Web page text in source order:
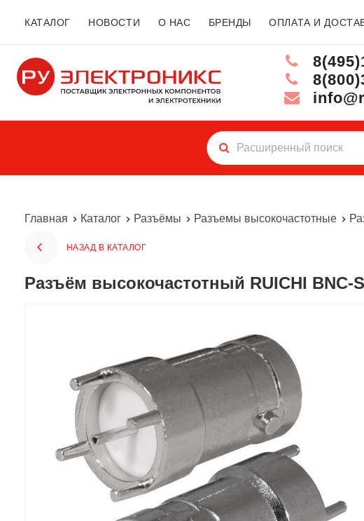
КАТАЛОГ НОВОСТИ О НАС БРЕНДЫ ОПЛАТА И
Главная Каталог Разъёмы Разъемы высокочастотные
НАЗАД В КАТАЛОГ
Разъём высокочастотный RUICHI BNC-